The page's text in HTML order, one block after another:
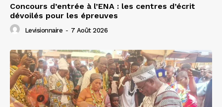
Concours d’entrée à l’ENA : les centres d’écrit
dévoilés pour les épreuves
Levisionnaire - 7 Août 2026